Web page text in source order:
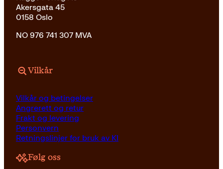
Akersgata 45
0158 Oslo
NO 976 741 307 MVA
Vilkår
Vilkår og betingelser
Angrerett og retur
Frakt og levering
Personvern
Retningslinjer for bruk av KI
Følg oss